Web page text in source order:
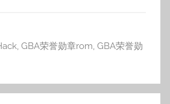
, GBA荣誉勋章rom, GBA荣誉勋